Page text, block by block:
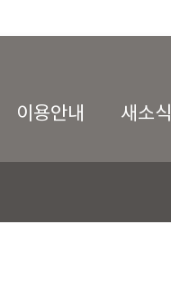
이용안내 새소식